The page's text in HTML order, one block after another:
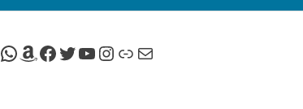
Canal de Whatsapp de Viscalacant
Comprar en Amazon
Facebook de Viscalacant
Twitter de Viscalacant
Canal de Youtube de Viscalacant
Instagram de Viscalacant
Viscalacant en Polkaverse
Correo electrónico